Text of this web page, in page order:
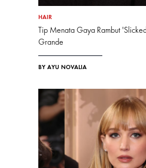
HAIR
Tip Menata Gaya Rambut
Grande
BY AYU NOVALIA